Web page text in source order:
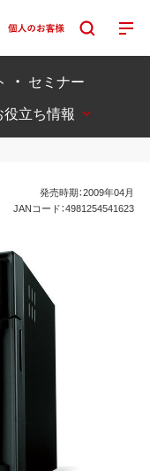
・ セミナー
役立ち情報
発売時期：2009年04月
JANコード：4981254541623